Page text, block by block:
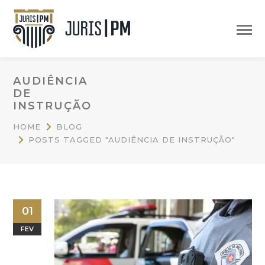
AUDIÊNCIA
DE
INSTRUÇÃO
HOME
BLOG
POSTS TAGGED "AUDIÊNCIA DE INSTRUÇÃO"
01
FEV